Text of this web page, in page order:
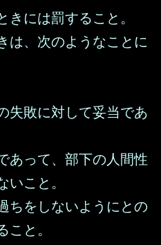
きには罰すること。
は、次のようなことに
失敗に対して妥当であ
あって、部下の人間性
いこと。
ちをしないようにとの
こと。